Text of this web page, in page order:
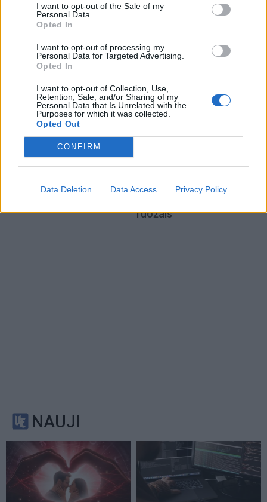
I want to opt-out of the Sale of my
Personal Data.
Opted In
I want to opt-out of processing my
Personal Data for Targeted Advertising.
Opted In
I want to opt-out of Collection, Use,
Retention, Sale, and/or Sharing of my
Personal Data that Is Unrelated with the
Purposes for which it was collected.
Opted Out
CONFIRM
Data Deletion Data Access Privacy Policy
„iPhone Air 2“ pasirodys
2027 metais: laukia penki
Į daugiabučio statybas
(2)
Verslas
valdytojos lėšas
važiuojant
ruožais
NAUJI